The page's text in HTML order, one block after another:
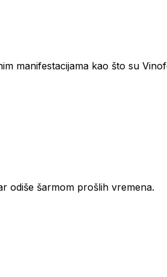
manifestacijama kao što su
odiše šarmom prošlih vremena.